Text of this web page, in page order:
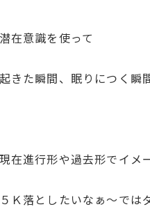
意識を使って
瞬間、眠りにつく瞬間
進行形や過去形でイメ
としたいなぁ～では